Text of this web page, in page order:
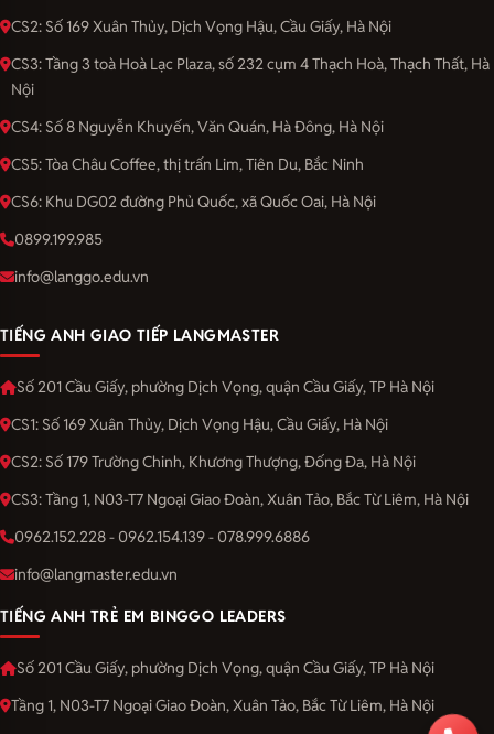
CS2: Số 169 Xuân Thủy, Dịch Vọng Hậu, Cầu Giấy, Hà Nội
CS3: Tầng 3 toà Hoà Lạc Plaza, số 232 cụm 4 Thạch Hoà, Thạch Thất, Hà
Nội
CS4: Số 8 Nguyễn Khuyến, Văn Quán, Hà Đông, Hà Nội
CS5: Tòa Châu Coffee, thị trấn Lim, Tiên Du, Bắc Ninh
CS6: Khu DG02 đường Phủ Quốc, xã Quốc Oai, Hà Nội
0899.199.985
info@langgo.edu.vn
TIẾNG ANH GIAO TIẾP LANGMASTER
Số 201 Cầu Giấy, phường Dịch Vọng, quận Cầu Giấy, TP Hà Nội
CS1: Số 169 Xuân Thủy, Dịch Vọng Hậu, Cầu Giấy, Hà Nội
CS2: Số 179 Trường Chinh, Khương Thượng, Đống Đa, Hà Nội
CS3: Tầng 1, N03-T7 Ngoại Giao Đoàn, Xuân Tảo, Bắc Từ Liêm, Hà Nội
0962.152.228 - 0962.154.139 - 078.999.6886
info@langmaster.edu.vn
TIẾNG ANH TRẺ EM BINGGO LEADERS
Số 201 Cầu Giấy, phường Dịch Vọng, quận Cầu Giấy, TP Hà Nội
Tầng 1, N03-T7 Ngoại Giao Đoàn, Xuân Tảo, Bắc Từ Liêm, Hà Nội